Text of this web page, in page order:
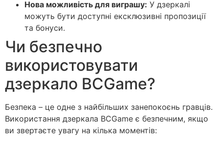
Нова можливість для виграшу: У дзеркалі
можуть бути доступні ексклюзивні пропозиції
та бонуси.
Чи безпечно
використовувати
дзеркало BCGame?
Безпека – це одне з найбільших занепокоєнь гравців.
Використання дзеркала BCGame є безпечним, якщо
ви звертаєте увагу на кілька моментів: